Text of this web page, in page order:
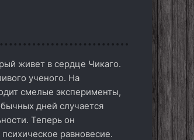
живет в сердце Чикаго.
ученого. На
смелые эксперименты,
дней случается
Теперь он
равновесие.